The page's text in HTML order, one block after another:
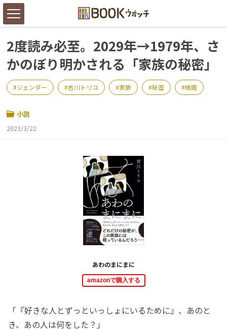
2度読み必至。2029年→1979年、さ
かのぼり明かされる「家族の秘密」
ジェンダー 吉川トリコ 家族 秘密 結婚
小説
2023/3/22
あわのまにまに
amazonで購入する
「『好きな人とずっといっしょにいるために』、あのと
き、あの人は何をした？」